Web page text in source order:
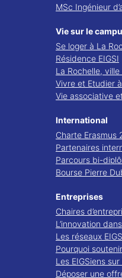
MSc Ingénieur
Vie sur le
Se loger à La
Résidence EIGSI
La Rochelle,
Vivre et Etudier
Vie associative
International
Charte Erasmus
Partenaires
Parcours bi-
Bourse Pierre
Entreprises
Chaires
L’innovation
Les réseaux
Pourquoi soutenir
Les EIGSiens
Déposer une